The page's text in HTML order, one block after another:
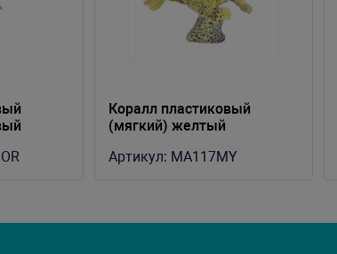
Коралл пластиковый
(мягкий) желтый
Артикул: MA117MY